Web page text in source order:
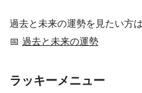
過去と未来の運勢を見たい方
📅 過去と未来の運勢
ラッキーメニュー